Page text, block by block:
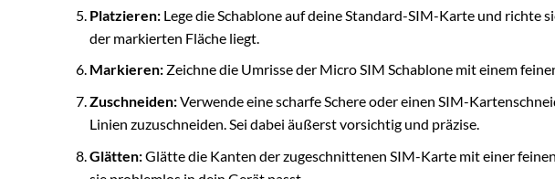
Platzieren:Lege die Schablone auf deine Standard-SIM-Karte und richte
der markierten Fläche liegt.
Markieren:Zeichne die Umrisse der Micro SIM Schablone mit einem
Zuschneiden:Verwende eine scharfe Schere oder einen SIM-
Linien zuzuschneiden. Sei dabei äußerst vorsichtig und präzise.
Glätten:Glätte die Kanten der zugeschnittenen SIM-Karte mit einer